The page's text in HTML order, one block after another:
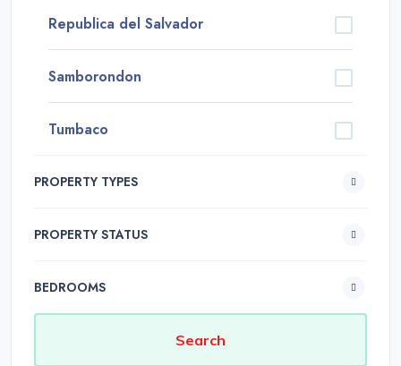
Republica del Salvador
Samborondon
Tumbaco
PROPERTY TYPES
PROPERTY STATUS
BEDROOMS